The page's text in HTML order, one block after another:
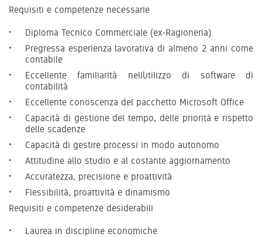
Requisiti e competenze necessarie
Diploma Tecnico Commerciale (ex-Ragioneria)
Pregressa esperienza lavorativa di almeno 2 anni come
contabile
Eccellente familiarità nell’utilizzo di software di
contabilità
Eccellente conoscenza del pacchetto Microsoft Office
Capacità di gestione del tempo, delle priorità e rispetto
delle scadenze
Capacità di gestire processi in modo autonomo
Attitudine allo studio e al costante aggiornamento
Accuratezza, precisione e proattività
Flessibilità, proattività e dinamismo
Requisiti e competenze desiderabili
Laurea in discipline economiche